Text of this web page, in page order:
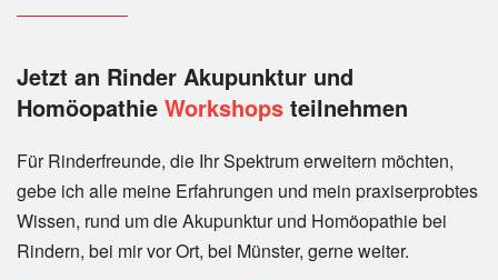
Jetzt an Rinder Akupunktur und
Homöopathie Workshops teilnehmen
Für Rinderfreunde, die Ihr Spektrum erweitern möchten,
gebe ich alle meine Erfahrungen und mein praxiserprobtes
Wissen, rund um die Akupunktur und Homöopathie bei
Rindern, bei mir vor Ort, bei Münster, gerne weiter.